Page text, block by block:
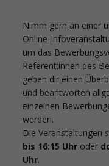
Nimm gern an einer
Online-
um das
Referent:innen des
geben dir einen
und beantworten
einzelnen
werden.
Die Veranstaltungen
bis 16:15 Uhr oder
Uhr.